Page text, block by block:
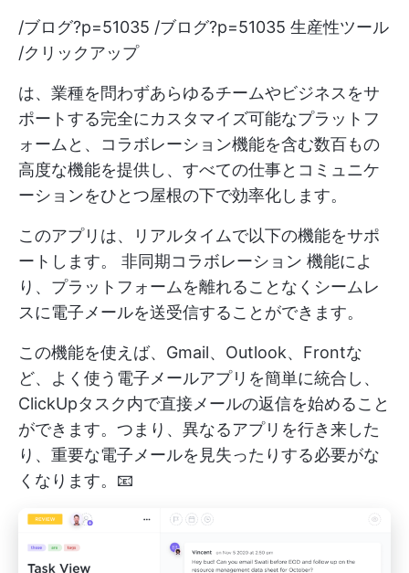
/ブログ?p=51035 /ブログ?p=51035 生産性ツール
/クリックアップ
は、業種を問わずあらゆるチームやビジネスをサ
ポートする完全にカスタマイズ可能なプラットフ
ォームと、コラボレーション機能を含む数百もの
高度な機能を提供し、すべての仕事とコミュニケ
ーションをひとつ屋根の下で効率化します。
このアプリは、リアルタイムで以下の機能をサポ
ートします。 非同期コラボレーション 機能によ
り、プラットフォームを離れることなくシームレ
スに電子メールを送受信することができます。
この機能を使えば、Gmail、Outlook、Frontな
ど、よく使う電子メールアプリを簡単に統合し、
ClickUpタスク内で直接メールの返信を始めること
ができます。つまり、異なるアプリを行き来した
り、重要な電子メールを見失ったりする必要がな
くなります。📧